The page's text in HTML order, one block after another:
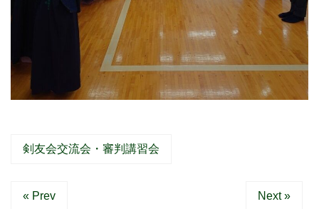
剣友会交流会・審判講習会
« Prev Next »